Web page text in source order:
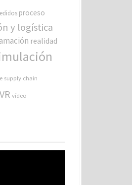
proceso
y logística
realidad
supply chain
VR vídeo